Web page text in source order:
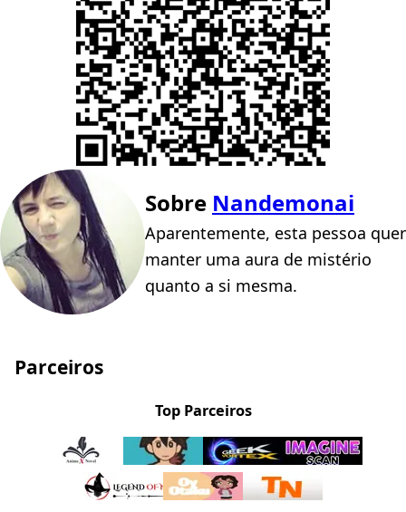
Sobre Nandemonai
Aparentemente, esta pessoa quer
manter uma aura de mistério
quanto a si mesma.
Parceiros
Top Parceiros